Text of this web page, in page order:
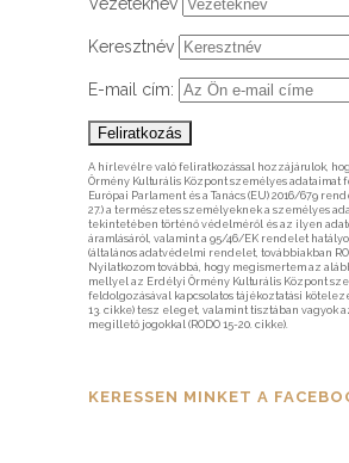
Keresztnév
E-mail cím:
A hírlevélre való feliratkozással hozzájárulok,
Örmény Kulturális Központ személyes adataimat
Európai Parlament és a Tanács (EU) 2016/679
27.) a természetes személyeknek a személyes
tekintetében történő védelméről és az ilyen
áramlásáról, valamint a 95/46/EK rendelet
(általános adatvédelmi rendelet, továbbiakban
Nyilatkozom továbbá, hogy megismertem az
mellyel az Erdélyi Örmény Kulturális Központ
feldolgozásával kapcsolatos tájékoztatási
13. cikke) tesz eleget, valamint tisztában vagyok
megillető jogokkal (RODO 15-20. cikke).
KERESSEN MINKET A